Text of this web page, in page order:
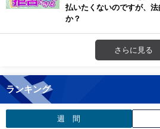
払いたくないのですが、
か？
さらに見る
ランキング
週 間